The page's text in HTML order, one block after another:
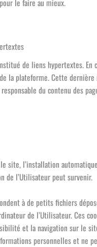
le faire au mieux.
de liens hypertextes. En
la plateforme. Cette dernière
du contenu des
site, l’installation
de l’Utilisateur peut survenir.
à de petits fichiers
de l’Utilisateur. Ces
et la navigation sur le
personnelles et ne